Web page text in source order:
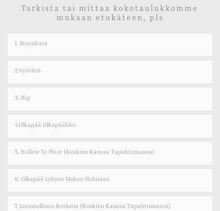
Tarkista tai mittaa kokotaulukkomme
mukaan etukäteen, pls
1. Rintakuva
2.Vyötärö
3. Hip
4.olkapää Olkapäähän
5. Hollow To Floor (kenkien Kanssa Tapahtumassa)
6. Olkapää Lyhyen Mekon Helmaan
7. Luonnollinen Korkeus (kenkien Kanssa Tapahtumassa)